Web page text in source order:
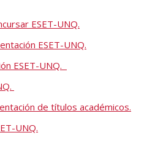
ESET-UNQ.
ESET-UNQ.
ESET-UNQ.
de títulos académicos.
UNQ.